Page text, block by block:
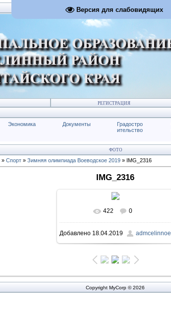
Версия для слабовидящих
РЕГИСТРАЦИЯ
Экономика Документы
Градостро
ительство
ФОТО
» Спорт » Зимняя олимпиада Воеводское 2019 » IMG_2316
IMG_2316
В реальном размере
360.3Kb
422 0
Добавлено 18.04.2019 admcelinnoe
Copyright MyCorp © 2026